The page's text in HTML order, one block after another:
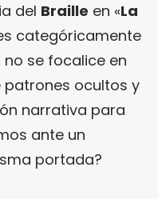
del Braille en «La
categóricamente
se focalice en
ocultos y
narrativa para
ante un
portada?